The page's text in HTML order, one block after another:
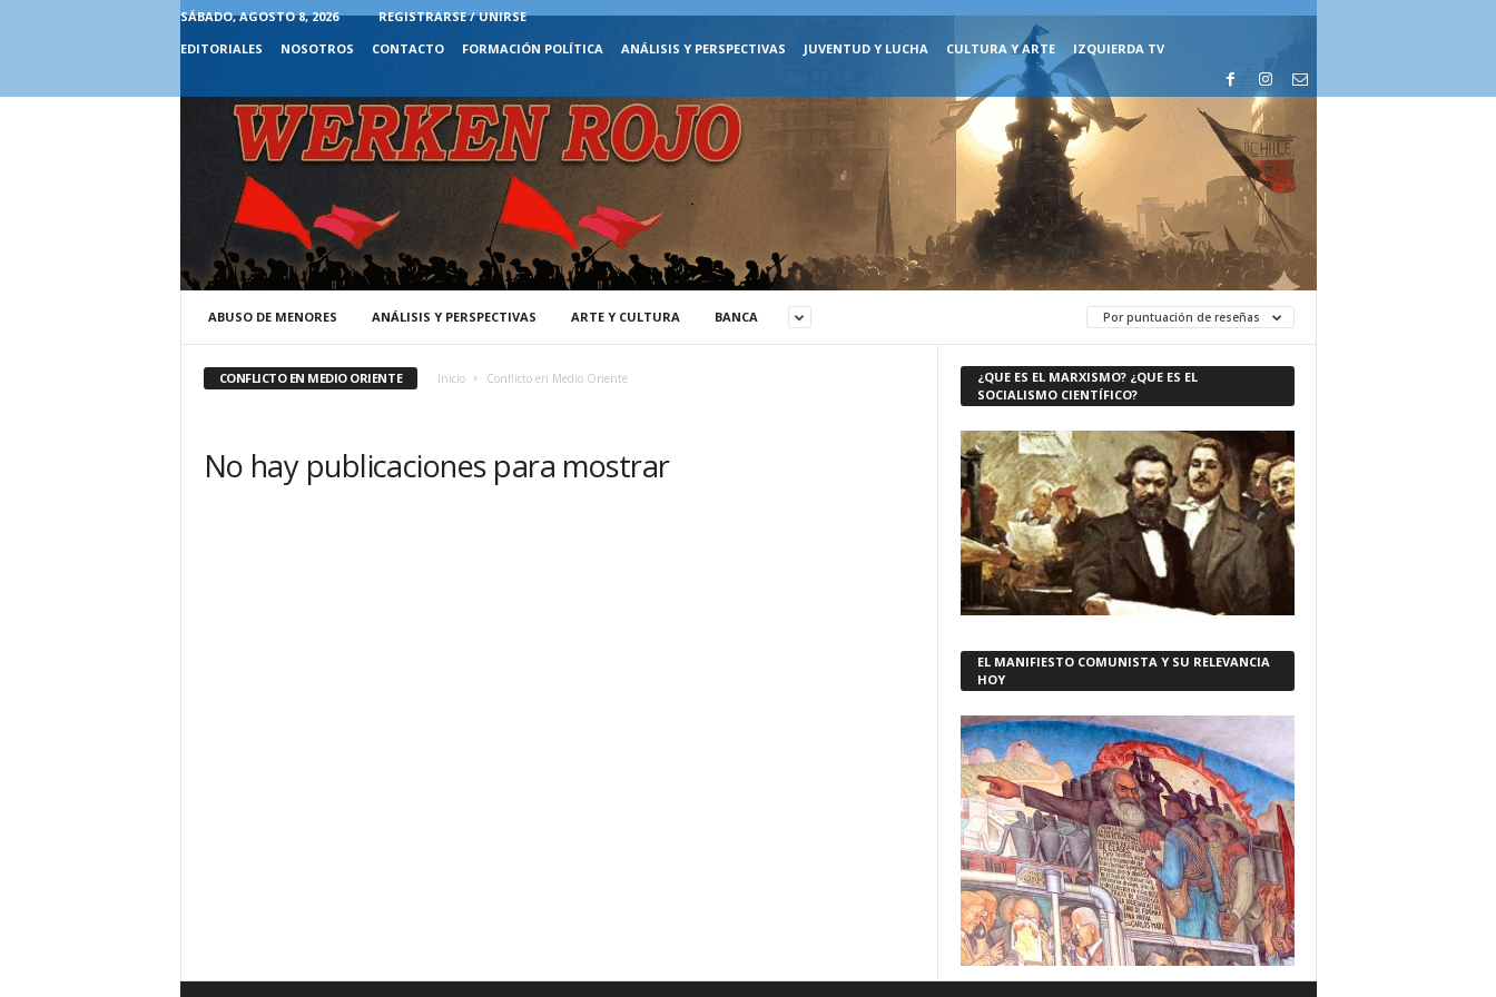
SÁBADO, AGOSTO 8, 2026
REGISTRARSE / UNIRSE
EDITORIALES
NOSOTROS CONTACTO FORMACIÓN POLÍTICA ANÁLISIS Y PERSPECTIVAS JUVENTUD Y LUCHA CULTURA Y ARTE IZQUIERDA TV
ABUSO DE MENORES ANÁLISIS Y PERSPECTIVAS ARTE Y CULTURA BANCA Por puntuación de reseñas
CONFLICTO EN MEDIO ORIENTE Inicio Conflicto en Medio Oriente
No hay publicaciones para mostrar
¿QUE ES EL MARXISMO? ¿QUE ES EL
SOCIALISMO CIENTÍFICO?
EL MANIFIESTO COMUNISTA Y SU RELEVANCIA
HOY